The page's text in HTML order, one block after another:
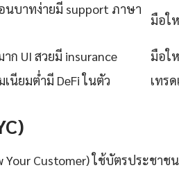
นบาทง่ายมี support ภาษา
มือใ
าก UI สวยมี insurance
มือใ
เนียมต่ำมี DeFi ในตัว เทร
Customer) ใช้บัตรประชาช